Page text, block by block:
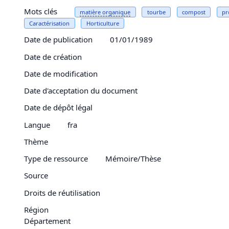
Mots clés
matière organique tourbe compost
Caractérisation
Horticulture
Date de publication
01/01/1989
Date de création
Date de modification
Date d'acceptation du document
Date de dépôt légal
Langue
fra
Thème
Type de ressource
Mémoire/Thèse
Source
Droits de réutilisation
Région
Département